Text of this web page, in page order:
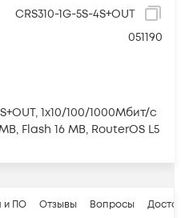
CRS310-1G-5S-4S+OUT
051190
1x10/100/1000Мбит/с
Flash 16 MB, RouterOS L5
и ПО Отзывы Вопросы